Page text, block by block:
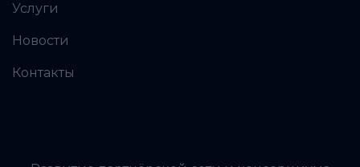
Услуги
Новости
Контакты